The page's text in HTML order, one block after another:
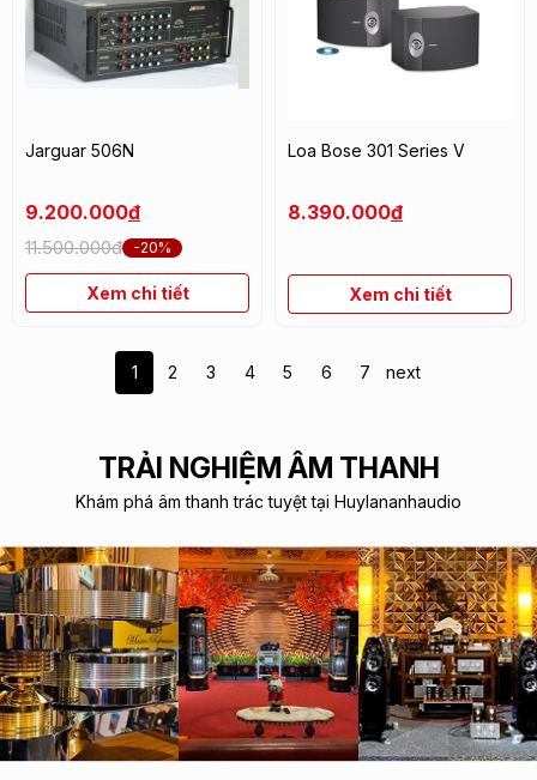
Jarguar 506N
9.200.000đ
11.500.000đ -20%
Xem chi tiết
Loa Bose 301 Series V
8.390.000đ
Xem chi tiết
1 2 3 4 5 6 7 next
TRẢI NGHIỆM ÂM THANH
Khám phá âm thanh trác tuyệt tại Huylananhaudio